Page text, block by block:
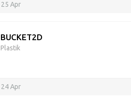
25 Apr
BUCKET2D
Plastik
24 Apr